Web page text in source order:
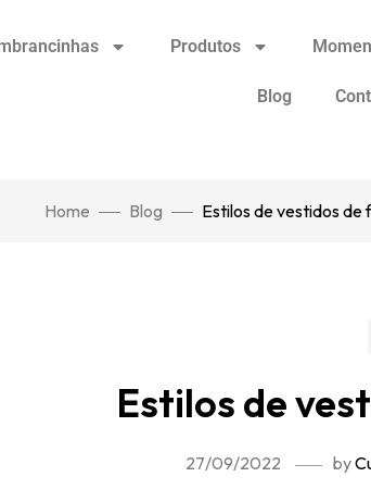
Produtos
Blog
Home Blog Estilos de vestidos de
Estilos de
27/09/2022 by